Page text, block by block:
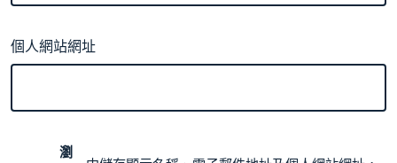
個人網站網址
瀏